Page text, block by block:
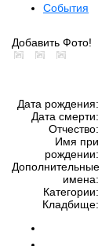
События
Добавить Фото!
Дата рождения:
Дата смерти:
Отчество:
Имя при
рождении:
Дополнительные
имена:
Категории:
Кладбище: